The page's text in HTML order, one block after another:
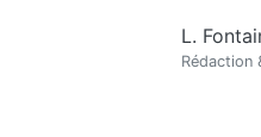
L.
Rédaction